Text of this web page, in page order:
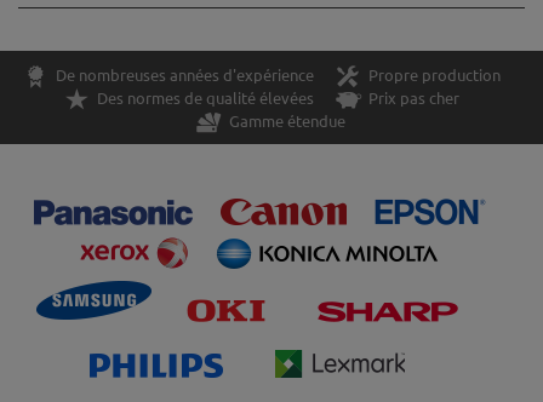
De nombreuses années d'expérience
Propre production
Des normes de qualité élevées
Prix pas cher
Gamme étendue